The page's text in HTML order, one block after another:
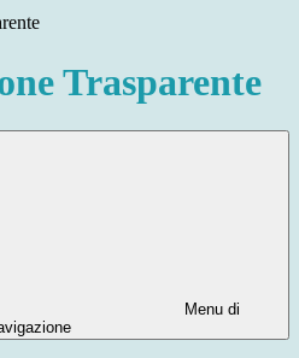
Trasparente
Menu di